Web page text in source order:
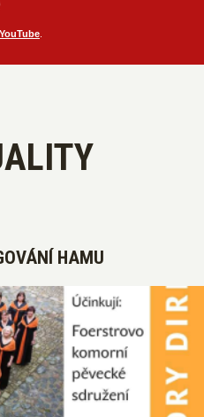
YouTube.
HAMU